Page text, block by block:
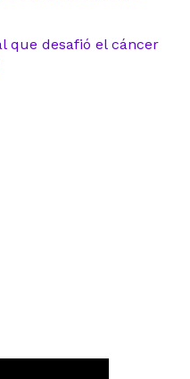
que desafió el cáncer